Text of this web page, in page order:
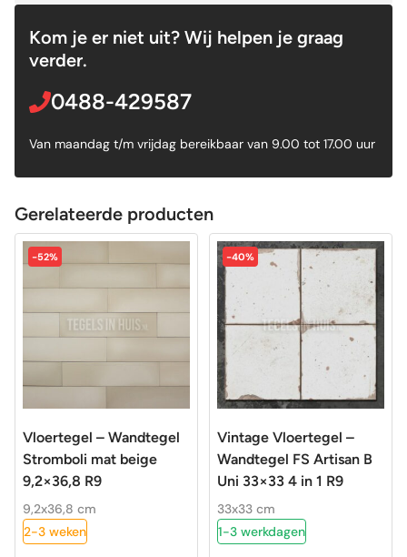
Kom je er niet uit? Wij helpen je graag
verder.
0488-429587
Van maandag t/m vrijdag bereikbaar van 9.00 tot 17.00 uur
Gerelateerde producten
-52%
Vloertegel – Wandtegel
Stromboli mat beige
9,2×36,8 R9
9,2x36,8 cm
2-3 weken
-40%
Vintage Vloertegel –
Wandtegel FS Artisan B
Uni 33×33 4 in 1 R9
33x33 cm
1-3 werkdagen